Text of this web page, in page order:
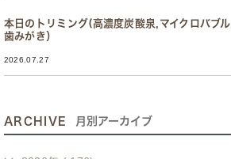
本日のトリミング(高濃度炭酸泉,マイクロバブル,
歯みがき）
2026.07.27
ARCHIVE 月別アーカイブ